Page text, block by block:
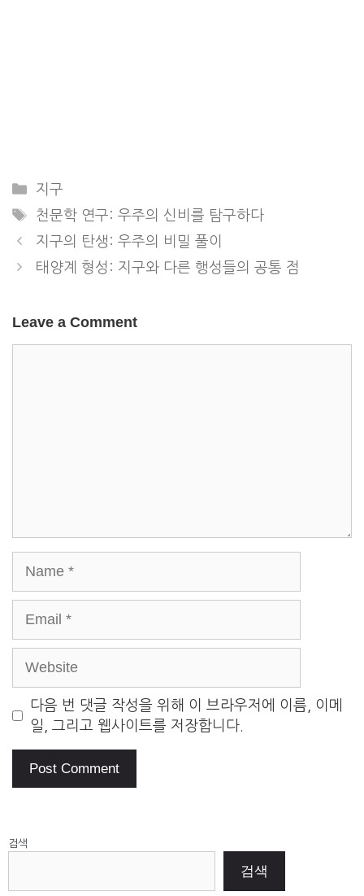
Categories
지구
Tags
천문학 연구: 우주의 신비를 탐구하다
지구의 탄생: 우주의 비밀 풀이
태양계 형성: 지구와 다른 행성들의 공통 점
Leave a Comment
다음 번 댓글 작성을 위해 이 브라우저에 이름, 이메
일, 그리고 웹사이트를 저장합니다.
검색
검색